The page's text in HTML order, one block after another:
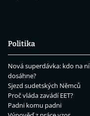
Politika
Nová superdávka: kdo na ní
dosáhne?
Sjezd sudetských Němců
Proč vláda zavádí EET?
Padni komu padni